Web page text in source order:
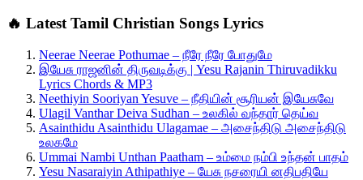
🔥 Latest Tamil Christian Songs Lyrics
Neerae Neerae Pothumae – நீரே நீரே போதுமே
இயேசு ராஜனின் திருவடிக்கு | Yesu Rajanin Thiruvadikku
Lyrics Chords & MP3
Neethiyin Sooriyan Yesuve – நீதியின் சூரியன் இயேசுவே
Ulagil Vanthar Deiva Sudhan – உலகில் வந்தார் தெய்வ
Asainthidu Asainthidu Ulagamae – அசைந்திடு அசைந்திடு
உலகமே
Ummai Nambi Unthan Paatham – உம்மை நம்பி உந்தன் பாதம்
Yesu Nasaraiyin Athipathiye – யேசு நசரையி னதிபதியே